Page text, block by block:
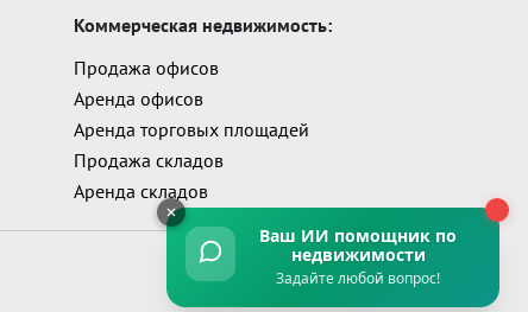
Коммерческая недвижимость:
Продажа офисов
Аренда офисов
Аренда торговых площадей
Продажа складов
Аренда складов
Ваш ИИ помощник по
недвижимости
Задайте любой вопрос!